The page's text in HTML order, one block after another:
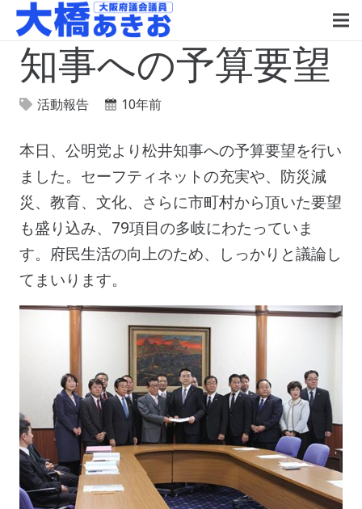
知事への予算要望
活動報告 10年前
本日、公明党より松井知事への予算要望を行い
ました。セーフティネットの充実や、防災減
災、教育、文化、さらに市町村から頂いた要望
も盛り込み、79項目の多岐にわたっていま
す。府民生活の向上のため、しっかりと議論し
てまいります。